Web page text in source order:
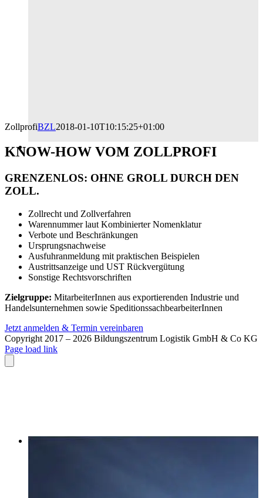
ZollprofiBZL2018-01-10T10:15:25+01:00
KNOW-HOW VOM ZOLLPROFI
GRENZENLOS: OHNE GROLL DURCH DEN
ZOLL.
Zollrecht und Zollverfahren
Warennummer laut Kombinierter Nomenklatur
Verbote und Beschränkungen
Ursprungsnachweise
Ausfuhranmeldung mit praktischen Beispielen
Austrittsanzeige und UST Rückvergütung
Sonstige Rechtsvorschriften
Zielgruppe: MitarbeiterInnen aus exportierenden Industrie und
Handelsunternehmen sowie SpeditionssachbearbeiterInnen
Jetzt anmelden & Termin vereinbaren
Copyright 2017 – 2026 Bildungszentrum Logistik GmbH & Co KG
Facebook
E-
Mail
Page load link